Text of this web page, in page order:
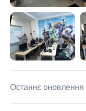
Останнє оновлення